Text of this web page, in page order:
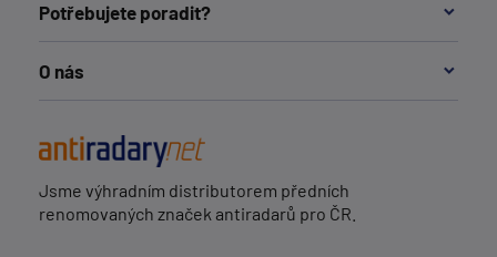
Potřebujete poradit?
O nás
Jsme výhradním distributorem předních
renomovaných značek antiradarů pro ČR.